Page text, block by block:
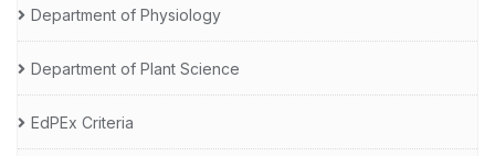
Department of Physiology
Department of Plant Science
EdPEx Criteria